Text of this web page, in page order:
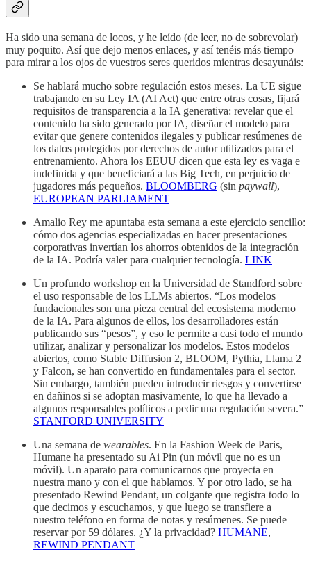
Ha sido una semana de locos, y he leído (de leer, no de sobrevolar)
muy poquito. Así que dejo menos enlaces, y así tenéis más tiempo
para mirar a los ojos de vuestros seres queridos mientras desayunáis:
Se hablará mucho sobre regulación estos meses. La UE sigue
trabajando en su Ley IA (AI Act) que entre otras cosas, fijará
requisitos de transparencia a la IA generativa: revelar que el
contenido ha sido generado por IA, diseñar el modelo para
evitar que genere contenidos ilegales y publicar resúmenes de
los datos protegidos por derechos de autor utilizados para el
entrenamiento. Ahora los EEUU dicen que esta ley es vaga e
indefinida y que beneficiará a las Big Tech, en perjuicio de
jugadores más pequeños. BLOOMBERG (sin paywall),
EUROPEAN PARLIAMENT
Amalio Rey me apuntaba esta semana a este ejercicio sencillo:
cómo dos agencias especializadas en hacer presentaciones
corporativas invertían los ahorros obtenidos de la integración
de la IA. Podría valer para cualquier tecnología. LINK
Un profundo workshop en la Universidad de Standford sobre
el uso responsable de los LLMs abiertos. “Los modelos
fundacionales son una pieza central del ecosistema moderno
de la IA. Para algunos de ellos, los desarrolladores están
publicando sus “pesos”, y eso le permite a casi todo el mundo
utilizar, analizar y personalizar los modelos. Estos modelos
abiertos, como Stable Diffusion 2, BLOOM, Pythia, Llama 2
y Falcon, se han convertido en fundamentales para el sector.
Sin embargo, también pueden introducir riesgos y convertirse
en dañinos si se adoptan masivamente, lo que ha llevado a
algunos responsables políticos a pedir una regulación severa.”
STANFORD UNIVERSITY
Una semana de wearables. En la Fashion Week de Paris,
Humane ha presentado su Ai Pin (un móvil que no es un
móvil). Un aparato para comunicarnos que proyecta en
nuestra mano y con el que hablamos. Y por otro lado, se ha
presentado Rewind Pendant, un colgante que registra todo lo
que decimos y escuchamos, y que luego se transfiere a
nuestro teléfono en forma de notas y resúmenes. Se puede
reservar por 59 dólares. ¿Y la privacidad? HUMANE,
REWIND PENDANT